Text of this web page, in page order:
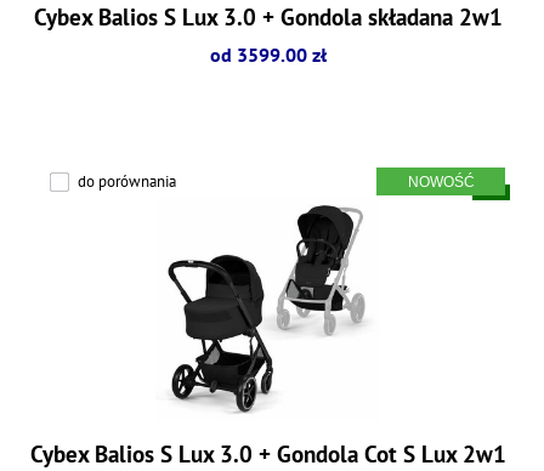
Cybex Balios S Lux 3.0 + Gondola składana 2w1
od 3599.00 zł
do porównania
Cybex Balios S Lux 3.0 + Gondola Cot S Lux 2w1